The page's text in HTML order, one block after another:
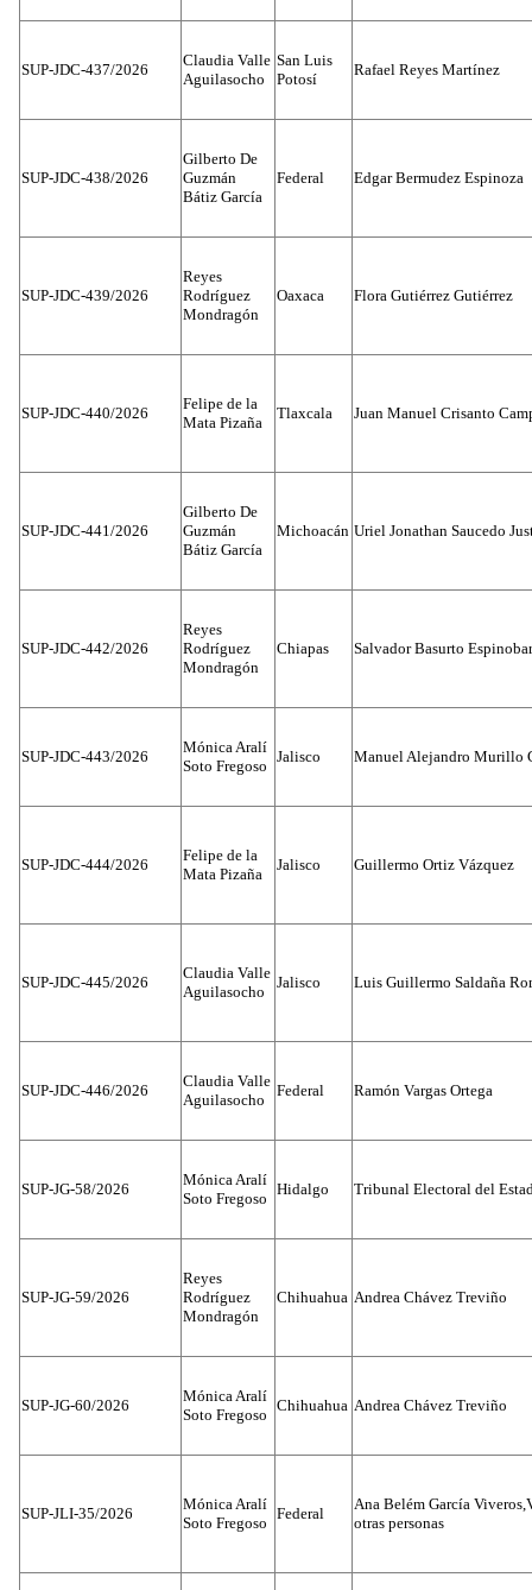
SUP-JDC-437/2026
Claudia Valle
Aguilasocho
San Luis
Potosí
Rafael Reyes Martínez
SUP-JDC-438/2026
Gilberto De
Guzmán
Bátiz García
Federal Edgar Bermudez Espinoza
SUP-JDC-439/2026
Reyes
Rodríguez
Mondragón
Oaxaca Flora Gutiérrez Gutiérrez
SUP-JDC-440/2026
Felipe de la
Mata Pizaña
Tlaxcala Juan Manuel Crisanto
SUP-JDC-441/2026
Gilberto De
Guzmán
Bátiz García
Michoacán Uriel Jonathan Saucedo
SUP-JDC-442/2026
Reyes
Rodríguez
Mondragón
Chiapas Salvador Basurto
SUP-JDC-443/2026
Mónica Aralí
Soto Fregoso
Jalisco Manuel Alejandro Murillo
SUP-JDC-444/2026
Felipe de la
Mata Pizaña
Jalisco Guillermo Ortiz Vázquez
SUP-JDC-445/2026
Claudia Valle
Aguilasocho
Jalisco Luis Guillermo Saldaña
SUP-JDC-446/2026
Claudia Valle
Aguilasocho
Federal Ramón Vargas Ortega
SUP-JG-58/2026
Mónica Aralí
Soto Fregoso
Hidalgo Tribunal Electoral del
SUP-JG-59/2026
Reyes
Rodríguez
Mondragón
Chihuahua Andrea Chávez Treviño
SUP-JG-60/2026
Mónica Aralí
Soto Fregoso
Chihuahua Andrea Chávez Treviño
SUP-JLI-35/2026
Mónica Aralí
Soto Fregoso
Federal
Ana Belém García
otras personas